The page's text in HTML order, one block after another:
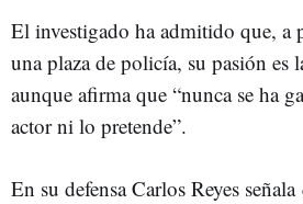
El investigado ha admitido que, a
una plaza de policía, su pasión es
aunque afirma que “nunca se ha
actor ni lo pretende”.
En su defensa Carlos Reyes señala